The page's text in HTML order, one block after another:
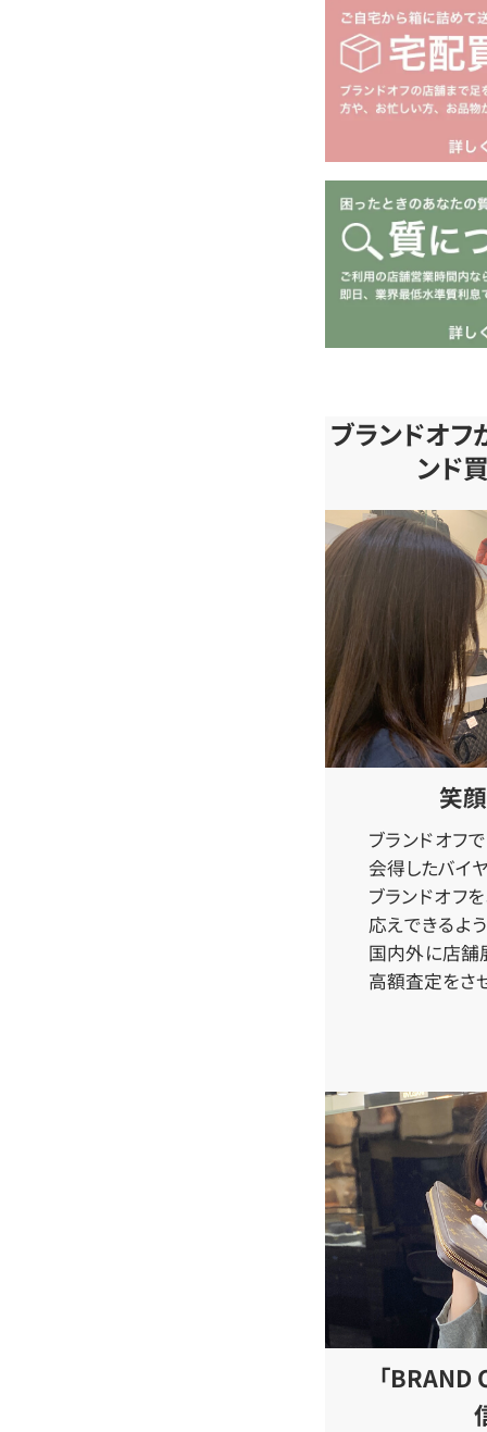
ブランドオフ
ンド
笑
ブランドオフ
会得したバイ
ブランドオフ
応えできるよ
国内外に店舗
高額査定をさ
「BRAND